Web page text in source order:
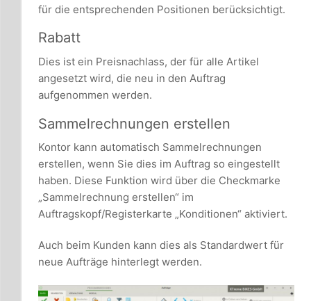
für die entsprechenden Positionen berücksichtigt.
Rabatt
Dies ist ein Preisnachlass, der für alle Artikel
angesetzt wird, die neu in den Auftrag
aufgenommen werden.
Sammelrechnungen erstellen
Kontor kann automatisch Sammelrechnungen
erstellen, wenn Sie dies im Auftrag so eingestellt
haben. Diese Funktion wird über die Checkmarke
„Sammelrechnung erstellen“ im
Auftragskopf/Registerkarte „Konditionen“ aktiviert.
Auch beim Kunden kann dies als Standardwert für
neue Aufträge hinterlegt werden.